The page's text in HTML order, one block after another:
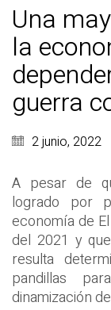
Una
la
guerra
2 junio, 2022
A pesar de
logrado por
economía de
del 2021 y
resulta
pandillas
dinamización